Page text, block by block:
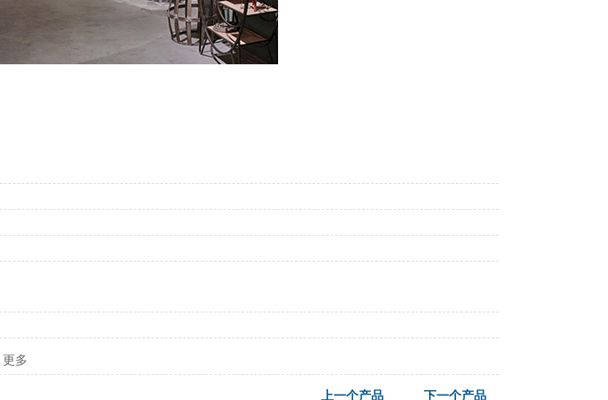
更多
下一个产品
上一个产品